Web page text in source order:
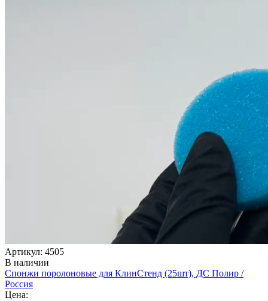
Артикул: 4505
В наличии
Спонжи поролоновые для КлинСтенд (25шт), ДС Полир /
Россия
Цена: